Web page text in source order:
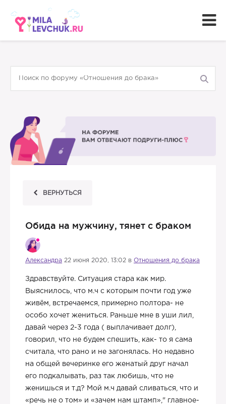
ВЕРНУТЬСЯ
Обида на мужчину, тянет с браком
Александра 22 июня 2020, 13:02 в Отношения до брака
Здравствуйте. Ситуация стара как мир.
Выяснилось, что м.ч с которым почти год уже
живём, встречаемся, примерно полтора- не
особо хочет жениться. Раньше мне в уши лил,
давай через 2-3 года ( выплачивает долг),
говорил, что не будем спешить, как- то я сама
считала, что рано и не загонялась. Но недавно
на общей вечеринке его женатый друг начал
его подкалывать, раз так любишь, что не
женишься и т.д? Мой м.ч давай сливаться, что и
«речь не о том» и «зачем нам штамп»," главное-